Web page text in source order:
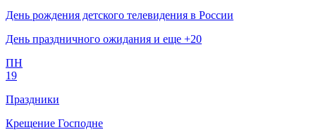
День рождения детского телевидения в России
День праздничного ожидания и еще +20
ПН
19
Праздники
Крещение Господне